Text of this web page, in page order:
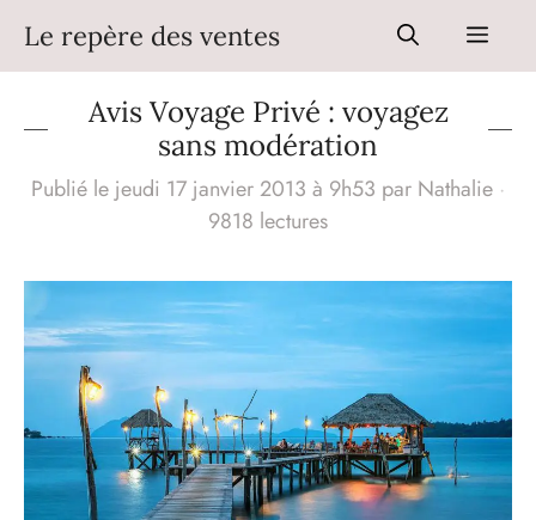
contenu
Le repère des ventes Menu
Avis Voyage Privé : voyagez
sans modération
Publié le jeudi 17 janvier 2013 à 9h53 par Nathalie ·
9818 lectures